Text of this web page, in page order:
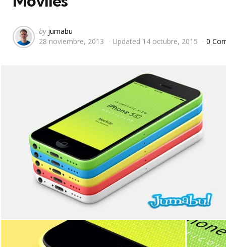
Posted
by
by jumabu
28 noviembre, 2013
Updated 14 octubre, 2015 0